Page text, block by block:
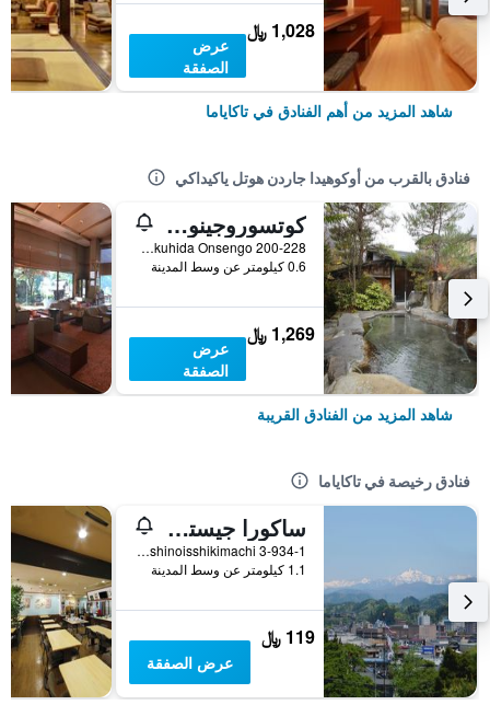
1,028 ﷼
عرض
الصفقة
شاهد المزيد من أهم الفنادق في تاكاياما
فنادق بالقرب من أوكوهيدا جاردن هوتل ياكيداكي
كوتسوروجينويا يوو
200-228 Hitoegane, Okuhida Onsengo, تاكاياما, اليابان
0.6 كيلومتر عن وسط المدينة
1,269 ﷼
عرض
الصفقة
شاهد المزيد من الفنادق القريبة
فنادق رخيصة في تاكاياما
ساكورا جيستهاوس - هوستل
3-934-1 Nishinoisshikimachi, تاكاياما, اليابان
1.1 كيلومتر عن وسط المدينة
119 ﷼
عرض الصفقة